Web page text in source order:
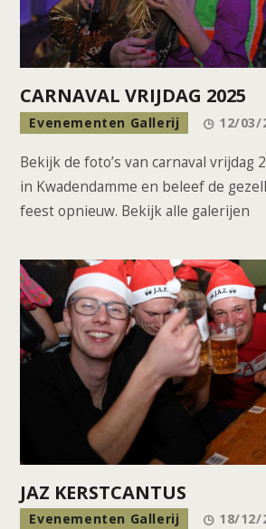
CARNAVAL VRIJDAG 2025
Evenementen Gallerij 12/03/
Bekijk de foto’s van carnaval vrijdag
in Kwadendamme en beleef de
feest opnieuw. Bekijk alle galerijen
JAZ KERSTCANTUS
Evenementen Gallerij 18/12/